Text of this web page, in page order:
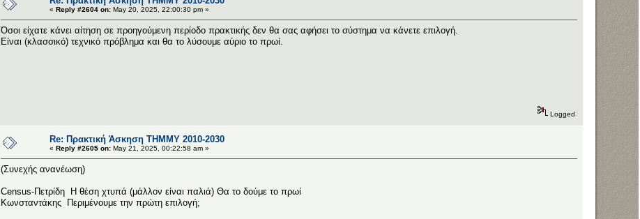
« Reply #2604 on: May 20, 2025, 22:00:30 pm »
Όσοι είχατε κάνει αίτηση σε προηγούμενη περίοδο πρακτικής δεν θα σας αφήσει το σύστημα να κάνετε επιλογή.
Είναι (κλασσικό) τεχνικό πρόβλημα και θα το λύσουμε αύριο το πρωί.
Logged
Re: Πρακτική Άσκηση ΤΗΜΜΥ 2010-2030
« Reply #2605 on: May 21, 2025, 00:22:58 am »
(Συνεχής ανανέωση)
Census-Πετρίδη Η θέση χτυπά (μάλλον είναι παλιά) Θα το δούμε το πρωί
Κωνσταντάκης Περιμένουμε την πρώτη επιλογή;